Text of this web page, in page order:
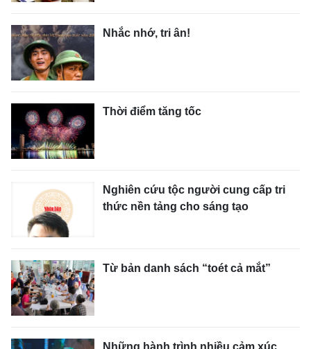
Nhắc nhớ, tri ân!
Thời điểm tăng tốc
Nghiên cứu tộc người cung cấp tri
thức nền tảng cho sáng tạo
Từ bản danh sách “toét cả mắt”